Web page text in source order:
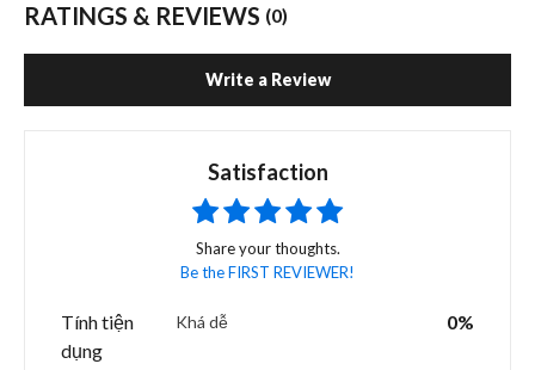
RATINGS & REVIEWS (0)
Write a Review
Satisfaction
Share your thoughts.
Be the FIRST REVIEWER!
Tính tiện
dụng
Khá dễ 0%